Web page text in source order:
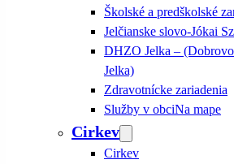
Školské a predškolské
Jelčianske slovo-Jókai
DHZO Jelka –
Jelka)
Zdravotnícke zariadenia
Služby v obciNa mape
Cirkev
Cirkev